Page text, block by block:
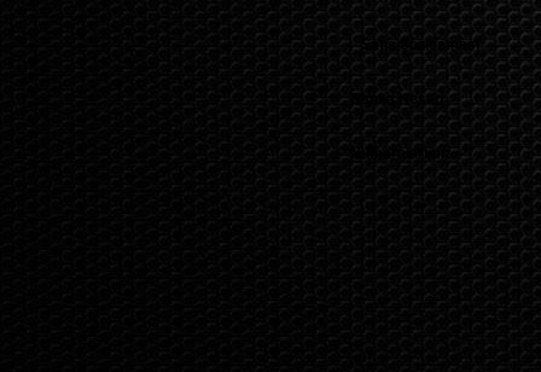
Satış Sözleşmesi -
Banka Hesap
Numaralarımız